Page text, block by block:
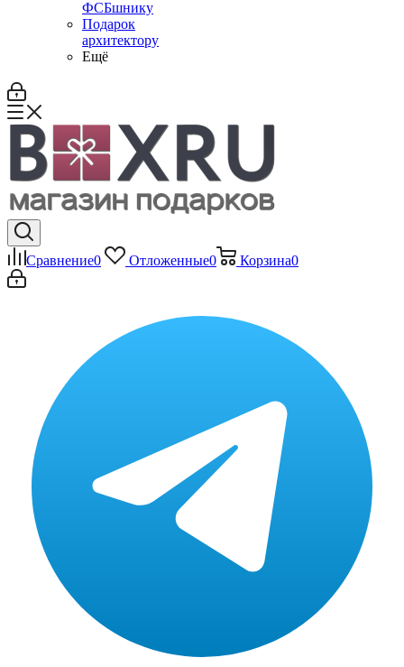
ФСБшнику
Подарок
архитектору
Ещё
Сравнение0 Отложенные0 Корзина0